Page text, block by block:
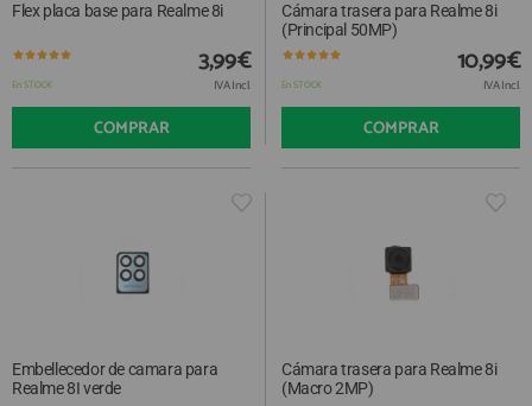
Flex placa base para Realme 8i
En STOCK
3,99€
IVA Incl.
COMPRAR
Cámara trasera para Realme 8i
(Principal 50MP)
En STOCK
10,99€
IVA Incl.
COMPRAR
Embellecedor de camara para
Realme 8I verde
Cámara trasera para Realme 8i
(Macro 2MP)